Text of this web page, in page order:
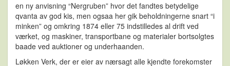
en ny anvisning “Nergruben” hvor det fandtes betydelige
qvanta av god kis, men ogsaa her gik beholdningerne snart “i
minken” og omkring 1874 eller 75 indstilledes al drift ved
værket, og maskiner, transportbane og materialer bortsolgtes
baade ved auktioner og underhaanden.
Løkken Verk, der er eier av nærsagt alle kjendte forekomster